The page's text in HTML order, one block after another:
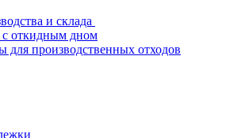
и склада
откидным дном
для производственных отходов